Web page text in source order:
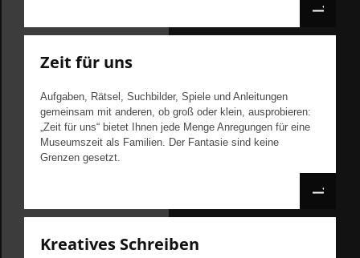
Zeit für uns
Aufgaben, Rätsel, Suchbilder, Spiele und Anleitungen
gemeinsam mit anderen, ob groß oder klein, ausprobieren:
„Zeit für uns“ bietet Ihnen jede Menge Anregungen für eine
Museumszeit als Familien. Der Fantasie sind keine
Grenzen gesetzt.
Kreatives Schreiben